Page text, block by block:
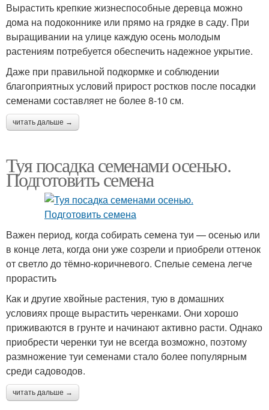
Вырастить крепкие жизнеспособные деревца можно
дома на подоконнике или прямо на грядке в саду. При
выращивании на улице каждую осень молодым
растениям потребуется обеспечить надежное укрытие.
Даже при правильной подкормке и соблюдении
благоприятных условий прирост ростков после посадки
семенами составляет не более 8-10 см.
читать дальше →
Туя посадка семенами осенью.
Подготовить семена
Важен период, когда собирать семена туи — осенью или
в конце лета, когда они уже созрели и приобрели оттенок
от светло до тёмно-коричневого. Спелые семена легче
прорастить
Как и другие хвойные растения, тую в домашних
условиях проще вырастить черенками. Они хорошо
приживаются в грунте и начинают активно расти. Однако
приобрести черенки туи не всегда возможно, поэтому
размножение туи семенами стало более популярным
среди садоводов.
читать дальше →